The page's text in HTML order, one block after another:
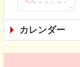
カレンダー